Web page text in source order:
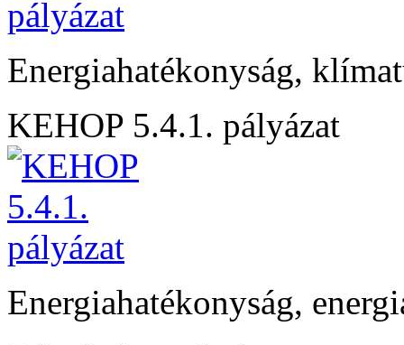
Energiahatékonyság,
KEHOP 5.4.1. pályázat
Energiahatékonyság,